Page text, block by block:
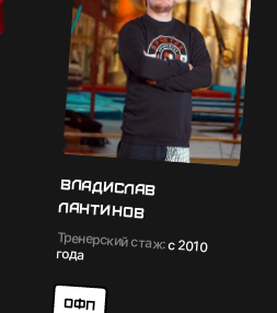
Владислав
Лантинов
Тренерский стаж:с 2010
года
ОФП